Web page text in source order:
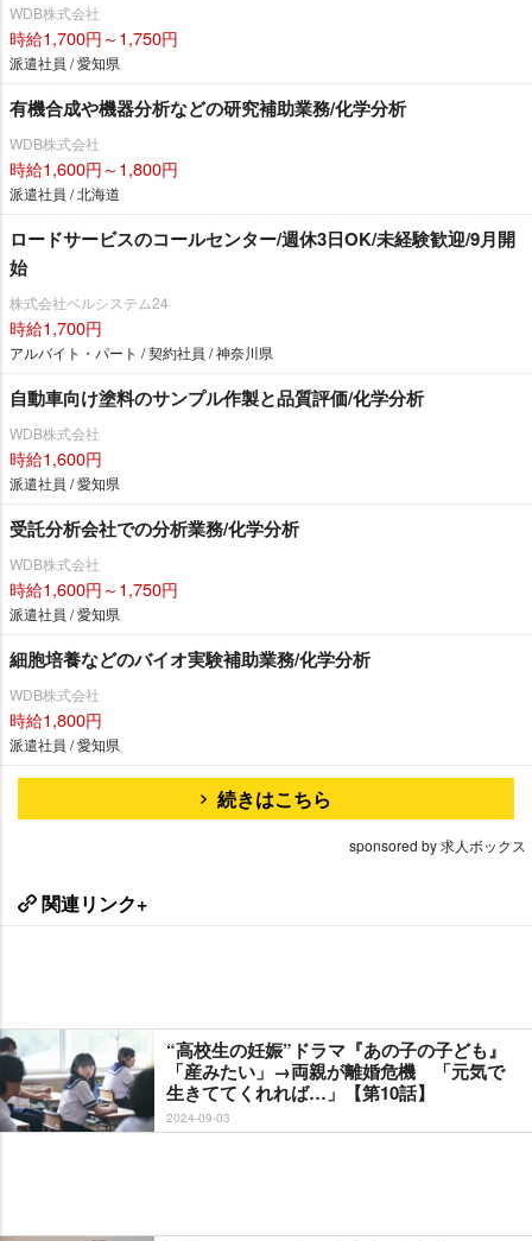
WDB株式会社
時給1,700円～1,750円
派遣社員 / 愛知県
有機合成や機器分析などの研究補助業務/化学分析
WDB株式会社
時給1,600円～1,800円
派遣社員 / 北海道
ロードサービスのコールセンター/週休3日OK/未経験歓迎/9月開
始
株式会社ベルシステム24
時給1,700円
アルバイト・パート / 契約社員 / 神奈川県
自動車向け塗料のサンプル作製と品質評価/化学分析
WDB株式会社
時給1,600円
派遣社員 / 愛知県
受託分析会社での分析業務/化学分析
WDB株式会社
時給1,600円～1,750円
派遣社員 / 愛知県
細胞培養などのバイオ実験補助業務/化学分析
WDB株式会社
時給1,800円
派遣社員 / 愛知県
続きはこちら
sponsored by 求人ボックス
関連リンク+
“高校生の妊娠”ドラマ『あの子の子ども』
「産みたい」→両親が離婚危機 「元気で
生きててくれれば…」【第10話】
2024-09-03